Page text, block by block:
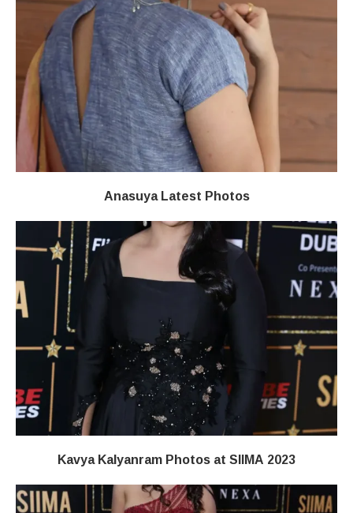
Anasuya Latest Photos
Kavya Kalyanram Photos at SIIMA 2023